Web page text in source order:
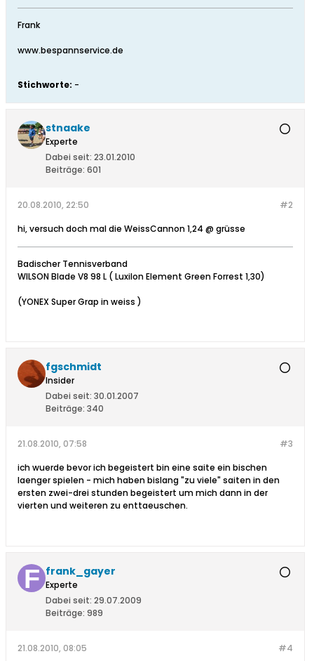
Frank
www.bespannservice.de
Stichworte: -
stnaake
Experte
Dabei seit: 23.01.2010
Beiträge: 601
#2
20.08.2010, 22:50
hi, versuch doch mal die WeissCannon 1,24 @ grüsse
Badischer Tennisverband
WILSON Blade V8 98 L ( Luxilon Element Green Forrest 1,30)
(YONEX Super Grap in weiss )
fgschmidt
Insider
Dabei seit: 30.01.2007
Beiträge: 340
#3
21.08.2010, 07:58
ich wuerde bevor ich begeistert bin eine saite ein bischen
laenger spielen - mich haben bislang "zu viele" saiten in den
ersten zwei-drei stunden begeistert um mich dann in der
vierten und weiteren zu enttaeuschen.
frank_gayer
Experte
Dabei seit: 29.07.2009
Beiträge: 989
#4
21.08.2010, 08:05